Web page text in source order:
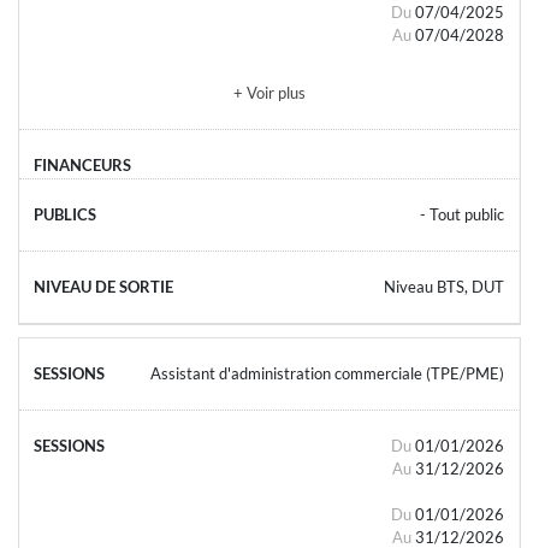
Du 07/04/2025
Au 07/04/2028
+ Voir plus
- Tout public
Niveau BTS, DUT
Assistant d'administration commerciale (TPE/PME)
Du 01/01/2026
Au 31/12/2026
Du 01/01/2026
Au 31/12/2026